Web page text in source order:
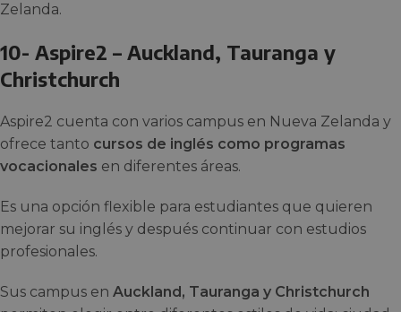
Zelanda.
10- Aspire2 – Auckland, Tauranga y
Christchurch
Aspire2 cuenta con varios campus en Nueva Zelanda y
ofrece tanto cursos de inglés como programas
vocacionales en diferentes áreas.
Es una opción flexible para estudiantes que quieren
mejorar su inglés y después continuar con estudios
profesionales.
Sus campus en Auckland, Tauranga y Christchurch